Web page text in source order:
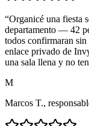
“Organicé una fiesta
departamento — 42
todos confirmaran
enlace privado de
una sala llena y no
M
Marcos T.,